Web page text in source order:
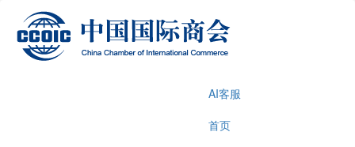
AI客服
首页